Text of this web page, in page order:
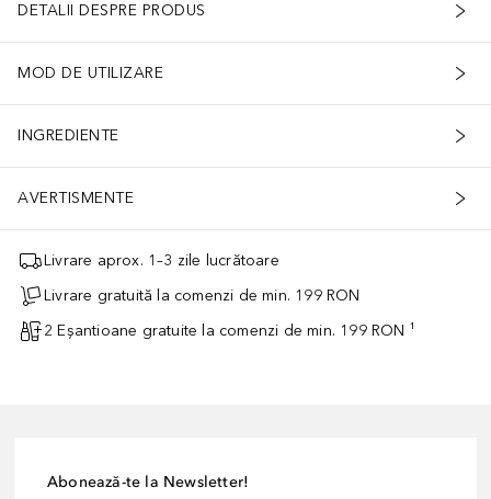
DETALII DESPRE PRODUS
MOD DE UTILIZARE
INGREDIENTE
AVERTISMENTE
Livrare aprox. 1–3 zile lucrătoare
Livrare gratuită la comenzi de min. 199 RON
2 Eșantioane gratuite la comenzi de min. 199 RON ¹
Abonează-te la Newsletter!